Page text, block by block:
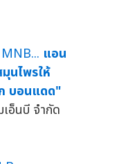
แอน
นไพรให้
บอนแดด"
อ็นบี จำกัด